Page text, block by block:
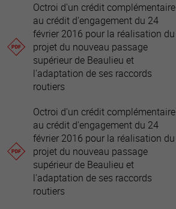
Octroi d'un crédit complémentaire
au crédit d'engagement du 24
février 2016 pour la réalisation du
projet du nouveau passage
supérieur de Beaulieu et
l'adaptation de ses raccords
routiers
Octroi d'un crédit complémentaire
au crédit d'engagement du 24
février 2016 pour la réalisation du
projet du nouveau passage
supérieur de Beaulieu et
l'adaptation de ses raccords
routiers